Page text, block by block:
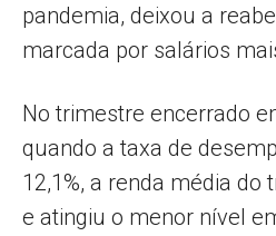
pandemia, deixou a
marcada por salários
No trimestre encerrado
quando a taxa de
12,1%, a renda média do
e atingiu o menor nível